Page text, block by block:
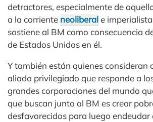
detractores, especialmente de
a la corriente neoliberale
sostiene al BM como consecuencia
de Estados Unidos en él.
Y también están quienes consideran
aliado privilegiado que responde a
grandes corporaciones del mundo
que buscan junto al BM es crear
desfavorecidos para luego endeudar